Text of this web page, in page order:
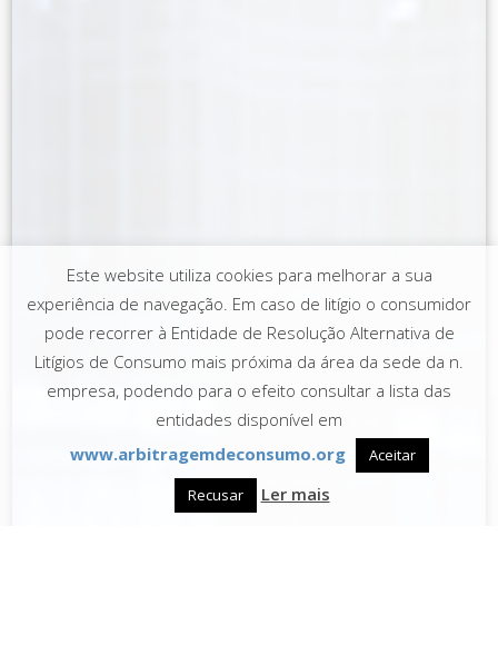
Este website utiliza cookies para melhorar a sua
experiência de navegação. Em caso de litígio o consumidor
pode recorrer à Entidade de Resolução Alternativa de
Litígios de Consumo mais próxima da área da sede da n.
empresa, podendo para o efeito consultar a lista das
entidades disponível em
www.arbitragemdeconsumo.org
Aceitar
Recusar
Ler mais